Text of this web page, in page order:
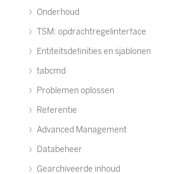
Onderhoud
TSM: opdrachtregelinterface
Entiteitsdefinities en sjablonen
tabcmd
Problemen oplossen
Referentie
Advanced Management
Databeheer
Gearchiveerde inhoud